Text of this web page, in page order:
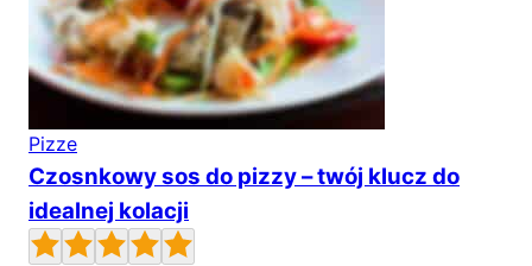
Pizze
Czosnkowy sos do pizzy – twój klucz do
idealnej kolacji